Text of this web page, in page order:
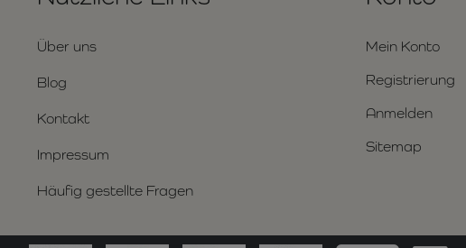
Über uns
Blog
Kontakt
Impressum
Häufig gestellte Fragen
Mein Konto
Registrierung
Anmelden
Sitemap